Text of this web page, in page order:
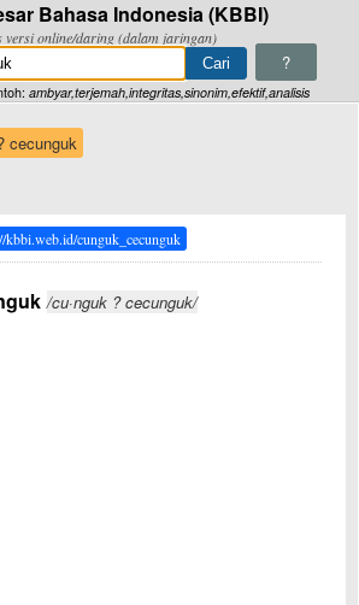
Bahasa Indonesia (KBBI)
versi online/daring (dalam jaringan)
?
ambyar,terjemah,integritas,sinonim,efektif,analisis
cecunguk
kbbi.web.id/cunguk_cecunguk
/cu·nguk ? cecunguk/